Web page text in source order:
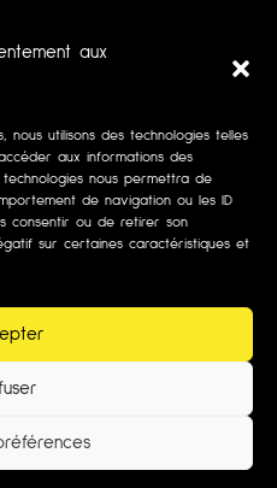
aux
nous utilisons des technologies telles
aux informations des
nous permettra de
de navigation ou les ID
consentir ou de retirer son
sur certaines caractéristiques et